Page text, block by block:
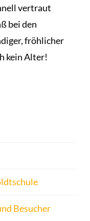
vertraut
bei den
fröhlicher
kein Alter!
Besucher